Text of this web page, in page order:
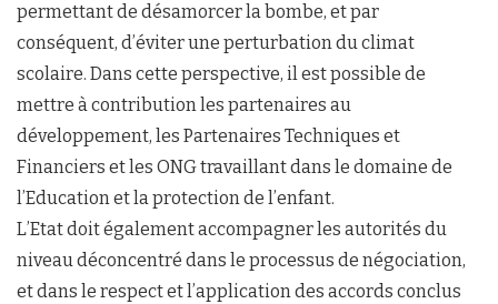
permettant de désamorcer la bombe, et par
conséquent, d’éviter une perturbation du climat
scolaire. Dans cette perspective, il est possible de
mettre à contribution les partenaires au
développement, les Partenaires Techniques et
Financiers et les ONG travaillant dans le domaine de
l’Education et la protection de l’enfant.
L’Etat doit également accompagner les autorités du
niveau déconcentré dans le processus de négociation,
et dans le respect et l’application des accords conclus